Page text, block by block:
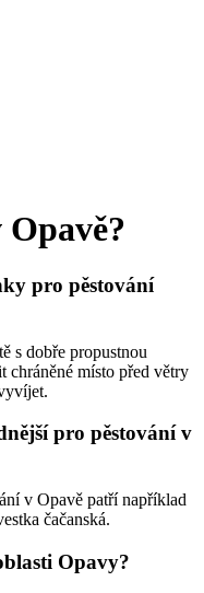
pro pěstování
s dobře propustnou
místo před větry
pro pěstování v
v Opavě patří například
čačanská.
Opavy?